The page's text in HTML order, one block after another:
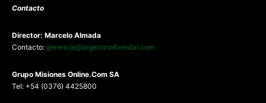
Contacto
Director: Marcelo Almada
Contacto: gerencia@argentinaforestal.com
Grupo Misiones Online.Com SA
Tel: +54 (0376) 4425800